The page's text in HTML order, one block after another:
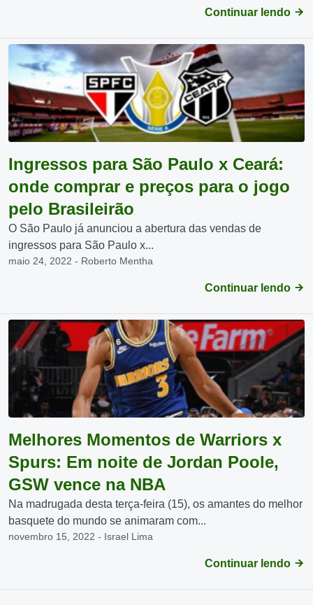
Continuar lendo
Ingressos para São Paulo x Ceará:
onde comprar e preços para o jogo
pelo Brasileirão
O São Paulo já anunciou a abertura das vendas de
ingressos para São Paulo x...
maio 24, 2022 - Roberto Mentha
Continuar lendo
Melhores Momentos de Warriors x
Spurs: Em noite de Jordan Poole,
GSW vence na NBA
Na madrugada desta terça-feira (15), os amantes do melhor
basquete do mundo se animaram com...
novembro 15, 2022 - Israel Lima
Continuar lendo